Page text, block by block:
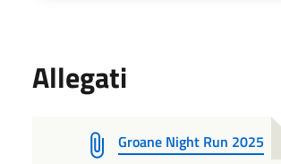
Allegati
Groane Night Run 2025